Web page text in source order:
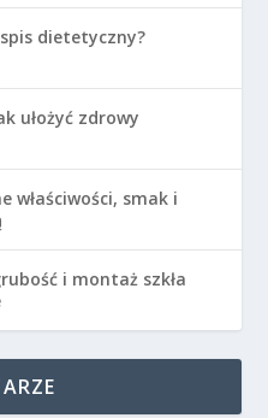
dietetyczny?
ułożyć zdrowy
właściwości, smak i
i montaż szkła